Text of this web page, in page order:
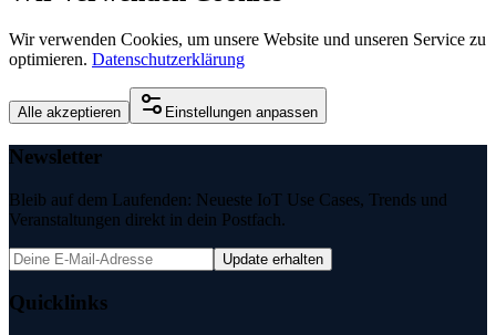
Wir verwenden Cookies, um unsere Website und unseren Service zu
optimieren. Datenschutzerklärung
Alle akzeptieren Einstellungen anpassen
Newsletter
Bleib auf dem Laufenden: Neueste IoT Use Cases, Trends und
Veranstaltungen direkt in dein Postfach.
Update erhalten
Quicklinks